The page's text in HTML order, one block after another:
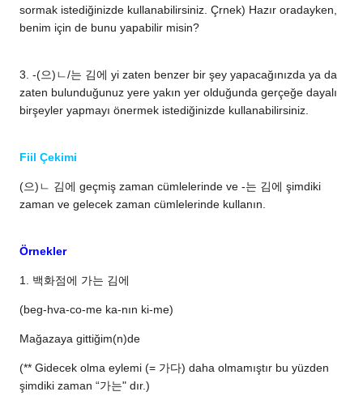
sormak istediğinizde kullanabilirsiniz. Çrnek) Hazır oradayken,
benim için de bunu yapabilir misin?
3. -(으)ㄴ/는 김에 yi zaten benzer bir şey yapacağınızda ya da
zaten bulunduğunuz yere yakın yer olduğunda gerçeğe dayalı
birşeyler yapmayı önermek istediğinizde kullanabilirsiniz.
Fiil Çekimi
(으)ㄴ 김에 geçmiş zaman cümlelerinde ve -는 김에 şimdiki
zaman ve gelecek zaman cümlelerinde kullanın.
Örnekler
1. 백화점에 가는 김에
(beg-hva-co-me ka-nın ki-me)
Mağazaya gittiğim(n)de
(** Gidecek olma eylemi (= 가다) daha olmamıştır bu yüzden
şimdiki zaman “가는" dır.)